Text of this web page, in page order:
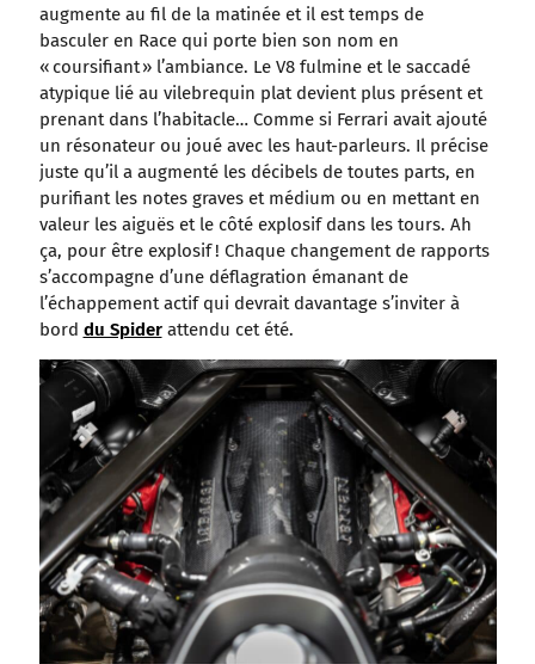
augmente au fil de la matinée et il est temps de
basculer en Race qui porte bien son nom en
« coursifiant » l’ambiance. Le V8 fulmine et le saccadé
atypique lié au vilebrequin plat devient plus présent et
prenant dans l’habitacle… Comme si Ferrari avait ajouté
un résonateur ou joué avec les haut-parleurs. Il précise
juste qu’il a augmenté les décibels de toutes parts, en
purifiant les notes graves et médium ou en mettant en
valeur les aiguës et le côté explosif dans les tours. Ah
ça, pour être explosif ! Chaque changement de rapports
s’accompagne d’une déflagration émanant de
l’échappement actif qui devrait davantage s’inviter à
bord du Spiderattendu cet été.